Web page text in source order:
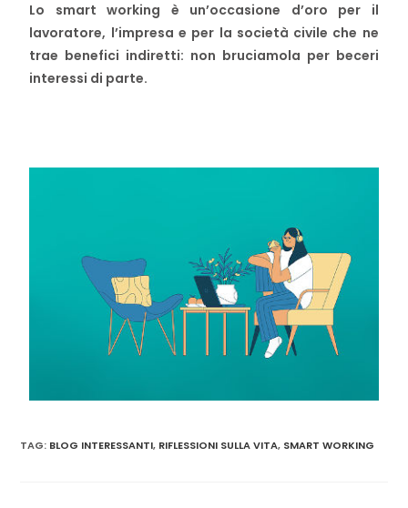
Lo smart working è un’occasione d’oro per il
lavoratore, l’impresa e per la società civile che ne
trae benefici indiretti: non bruciamola per beceri
interessi di parte.
TAG: BLOG INTERESSANTI, RIFLESSIONI SULLA VITA, SMART WORKING